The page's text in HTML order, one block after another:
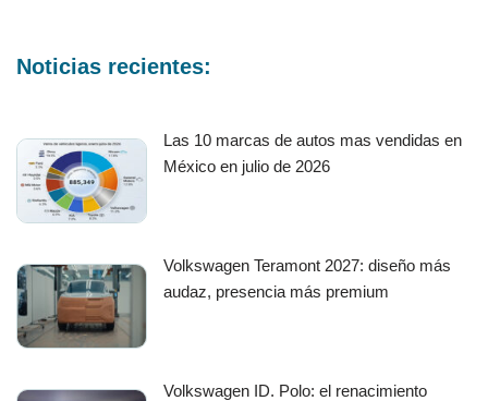
Noticias recientes:
Las 10 marcas de autos mas vendidas en
México en julio de 2026
Volkswagen Teramont 2027: diseño más
audaz, presencia más premium
Volkswagen ID. Polo: el renacimiento